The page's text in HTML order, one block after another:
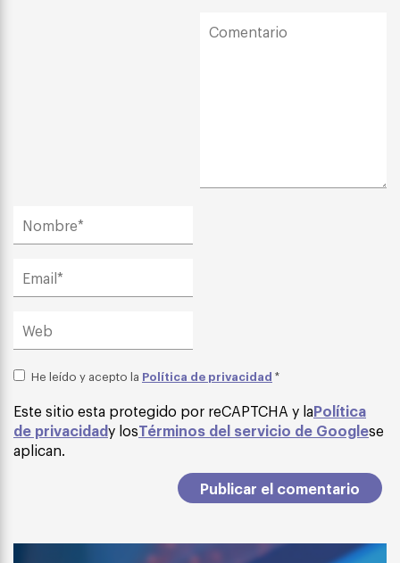
He leído y acepto la Política de privacidad *
Este sitio esta protegido por reCAPTCHA y laPolítica
de privacidady losTérminos del servicio de Googlese
aplican.